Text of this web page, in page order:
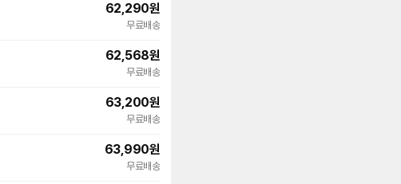
62,290원
무료배송
62,568원
무료배송
63,200원
무료배송
63,990원
무료배송